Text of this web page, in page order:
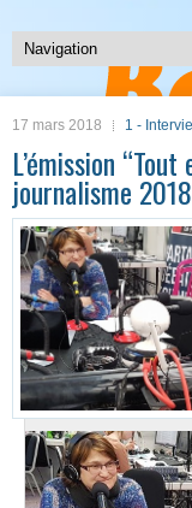
17 mars 2018 1 -
L’émission
journalisme